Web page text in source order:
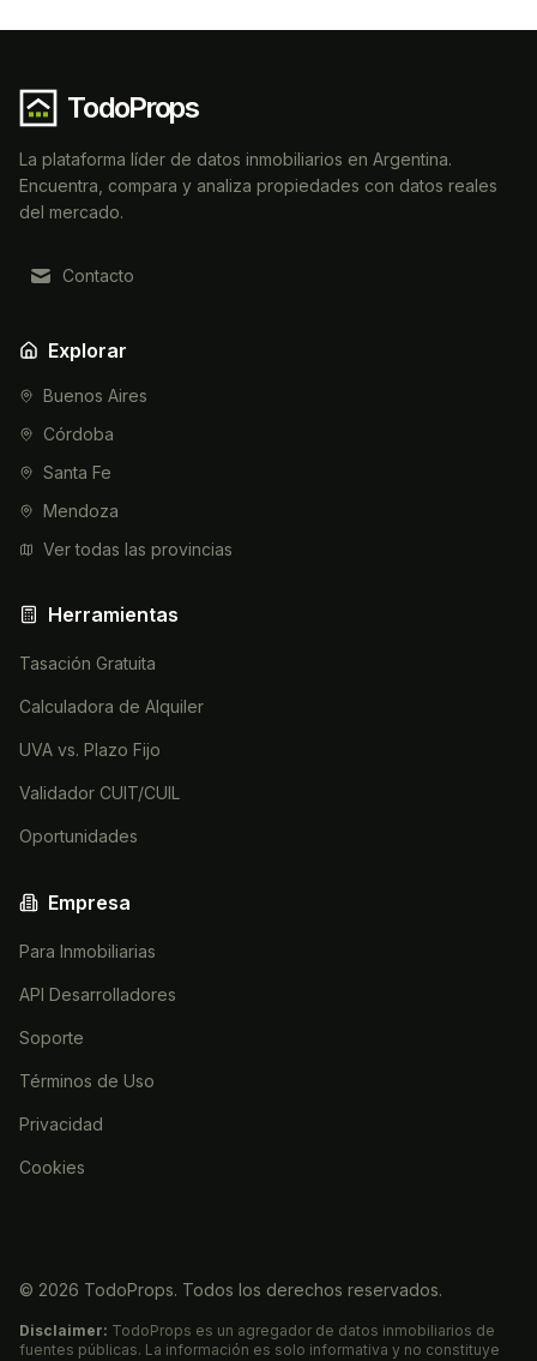
TodoProps
La plataforma líder de datos inmobiliarios en Argentina.
Encuentra, compara y analiza propiedades con datos reales
del mercado.
Contacto
Explorar
Buenos Aires
Córdoba
Santa Fe
Mendoza
Ver todas las provincias
Herramientas
Tasación Gratuita
Calculadora de Alquiler
UVA vs. Plazo Fijo
Validador CUIT/CUIL
Oportunidades
Empresa
Para Inmobiliarias
API Desarrolladores
Soporte
Términos de Uso
Privacidad
Cookies
© 2026 TodoProps. Todos los derechos reservados.
Disclaimer: TodoProps es un agregador de datos inmobiliarios de
fuentes públicas. La información es solo informativa y no constituye